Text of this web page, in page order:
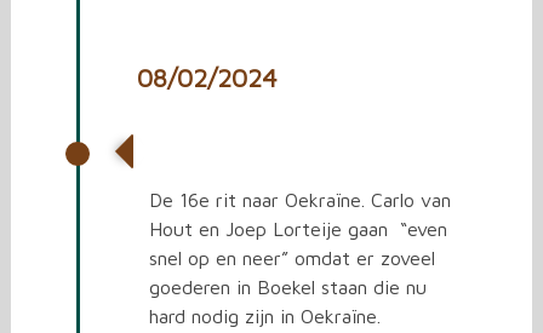
08/02/2024
De 16e rit naar Oekraïne. Carlo van
Hout en Joep Lorteije gaan “even
snel op en neer” omdat er zoveel
goederen in Boekel staan die nu
hard nodig zijn in Oekraïne.